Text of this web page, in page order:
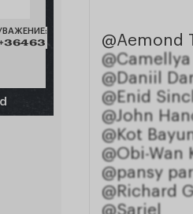
@Aemond
@Camellya
@Daniil
@Enid
@John
@Kot
@Obi-Wan
@pansy
@Richard
@Sariel